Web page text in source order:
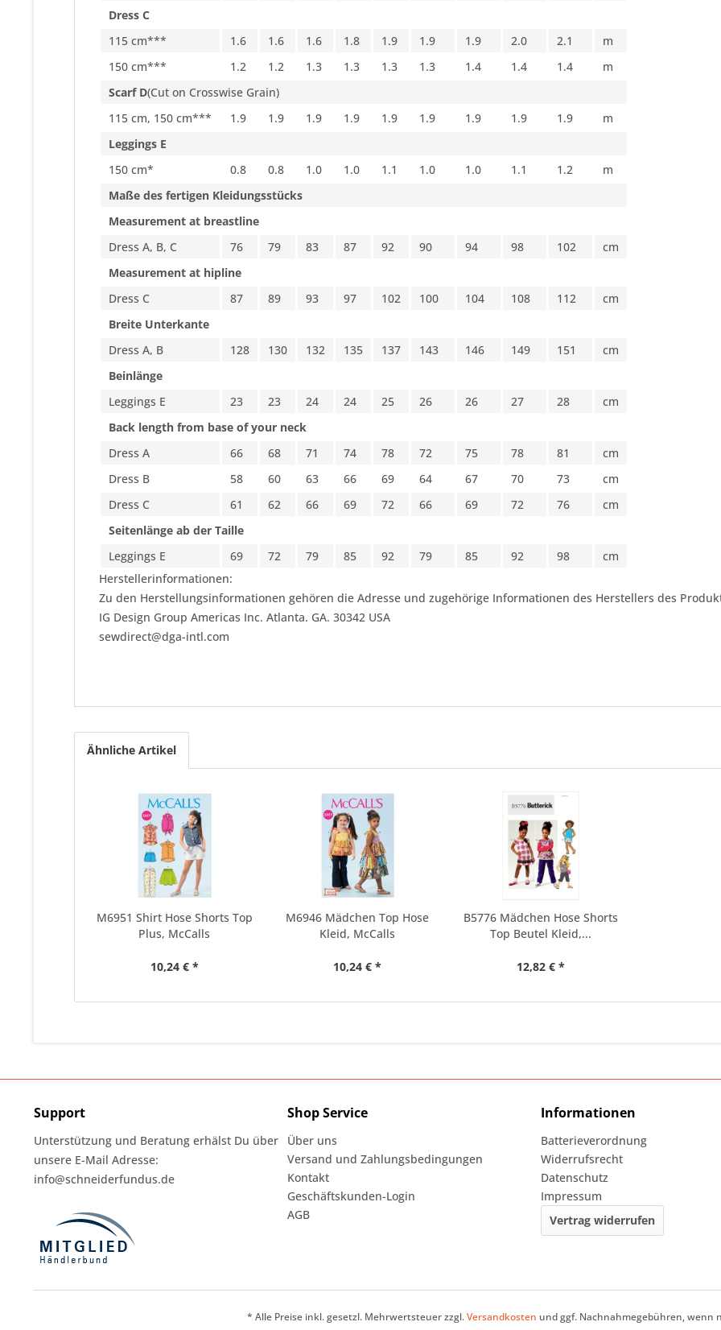
Dress C
115 cm***
1.6 1.6 1.6 1.8 1.9 1.9 1.9 2.0 2.1
m
150 cm***
1.2 1.2 1.3 1.3 1.3 1.3 1.4 1.4 1.4
m
Scarf D(Cut on Crosswise Grain)
115 cm, 150 cm***
1.9 1.9 1.9 1.9 1.9 1.9 1.9 1.9 1.9
m
Leggings E
150 cm*
0.8 0.8 1.0 1.0 1.1 1.0 1.0 1.1 1.2
m
Maße des fertigen Kleidungsstücks
Measurement at breastline
Dress A, B, C
76 79 83 87 92 90 94 98 102
cm
Measurement at hipline
Dress C
87 89 93 97 102 100 104 108 112
cm
Breite Unterkante
Dress A, B
128 130 132 135 137 143 146 149 151
cm
Beinlänge
Leggings E
23 23 24 24 25 26 26 27 28
cm
Back length from base of your neck
Dress A
66 68 71 74 78 72 75 78 81
cm
Dress B
58 60 63 66 69 64 67 70 73
cm
Dress C
61 62 66 69 72 66 69 72 76
cm
Seitenlänge ab der Taille
Leggings E
69 72 79 85 92 79 85 92 98
cm
Herstellerinformationen:
Zu den Herstellungsinformationen gehören die Adresse und zugehörige Informationen des Herstellers des
IG Design Group Americas Inc. Atlanta. GA. 30342 USA
sewdirect@dga-intl.com
Ähnliche Artikel
M6951 Shirt Hose Shorts Top
Plus, McCalls
10,24 € *
M6946 Mädchen Top Hose
Kleid, McCalls
10,24 € *
B5776 Mädchen Hose Shorts
Top Beutel Kleid,...
12,82 € *
Support
Unterstützung und Beratung erhälst Du über
unsere E-Mail Adresse:
info@schneiderfundus.de
Shop Service
Über uns
Versand und Zahlungsbedingungen
Kontakt
Geschäftskunden-Login
AGB
Informationen
Batterieverordnung
Widerrufsrecht
Datenschutz
Impressum
Vertrag widerrufen
* Alle Preise inkl. gesetzl. Mehrwertsteuer zzgl.Versandkosten und ggf. Nachnahmegebühren, wenn